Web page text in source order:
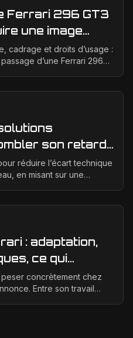
Ferrari 296 GT3
une image
la course
cadrage et droits d’usage :
d’une Ferrari 296
son retard
réduire l’écart technique
en misant sur une
: adaptation,
ce qui
la Scuderia
concrètement chez
Entre son travail